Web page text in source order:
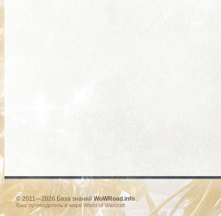
© 2011—2026 База знанийWoWRoad.info
Ваш путеводитель в мире World of Warcraft